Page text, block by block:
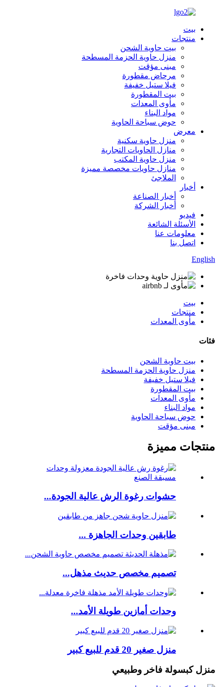
بيت
منتجات
بيت حاوية الشحن
منزل حاوية الحزمة المسطحة
مبنى مؤقت
مرحاض مقطورة
فيلا ستيل خفيفة
بيت المقطورة
مأوى المعدات
مواد البناء
حوض سباحة الحاوية
معرض
منزل حاوية سكنية
منازل الحاويات التجارية
منزل حاوية المكتب
منازل حاويات مخصصة مميزة
الملاجئ
أخبار
أخبار الصناعة
أخبار الشركة
فيديو
الأسئلة الشائعة
معلومات عنا
اتصل بنا
English
بيت
منتجات
مأوى المعدات
فئات
بيت حاوية الشحن
منزل حاوية الحزمة المسطحة
فيلا ستيل خفيفة
بيت المقطورة
مأوى المعدات
مواد البناء
حوض سباحة الحاوية
مبنى مؤقت
منتجات مميزة
حشوات رغوة الرش عالية الجودة...
طابقين وحدات الجاهزة ...
تصميم مخصص حديث مذهل...
وحدات أمازين طويلة الأمد...
منزل صغير 20 قدم للبيع كبير
منزل كبسولة فاخر وطبيعي